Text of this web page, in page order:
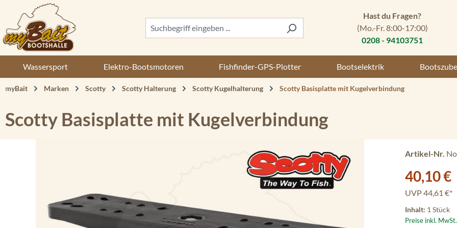
Hauptinhalt springen
Zur Suche springen
Zur Hauptnavigation springen
Hast du Fragen?
(Mo.-Fr. 8:00-17:00)
0208 - 94103751
Wassersport Elektro-Bootsmotoren Fishfinder-GPS-Plotter Bootselektrik
myBait Marken Scotty Scotty Halterung Scotty Kugelhalterung Scotty Basisplatte mit Kugelverbindung
Scotty Basisplatte mit Kugelverbindung
Artikel-Nr.
Verkaufspreis:
40,10 €
UVP44,61 €*
Inhalt: 1 Stück
Preise inkl.